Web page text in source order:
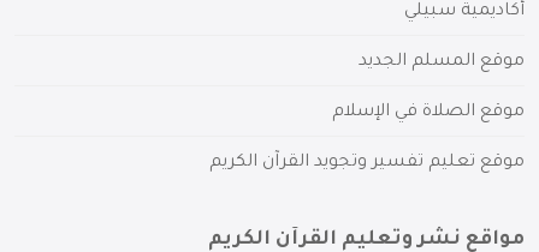
أكاديمية سبيلي
موقع المسلم الجديد
موقع الصلاة في الإسلام
موقع تعليم تفسير وتجويد القرآن الكريم
مواقع نشر وتعليم القرآن الكريم